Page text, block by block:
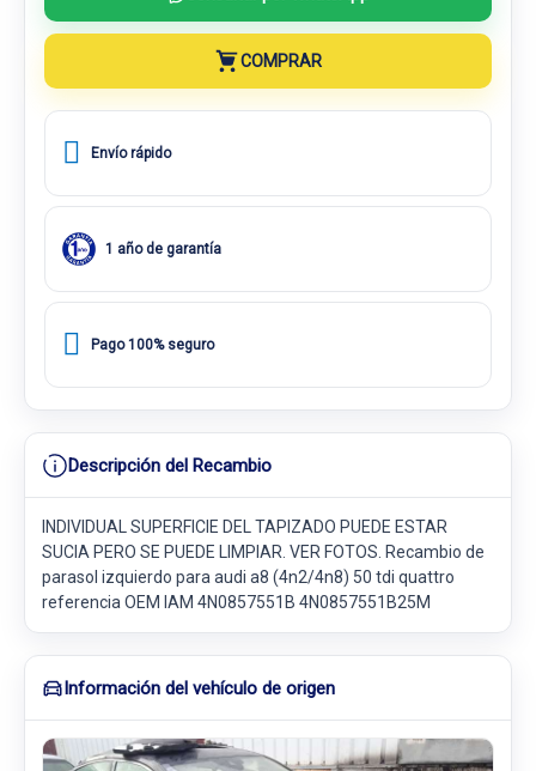
COMPRAR
Envío rápido
1 año de garantía
Pago 100% seguro
Descripción del Recambio
INDIVIDUAL SUPERFICIE DEL TAPIZADO PUEDE ESTAR
SUCIA PERO SE PUEDE LIMPIAR. VER FOTOS. Recambio de
parasol izquierdo para audi a8 (4n2/4n8) 50 tdi quattro
referencia OEM IAM 4N0857551B 4N0857551B25M
Información del vehículo de origen